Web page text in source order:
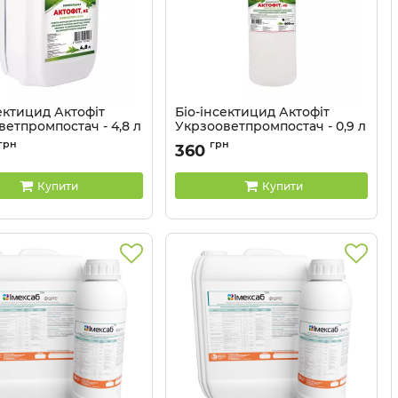
Актофіт
- 4,8 л
Купити
Біо-інсектицид Актофіт
Укрзооветпромпостач - 0,9 л
360 грн
Купити